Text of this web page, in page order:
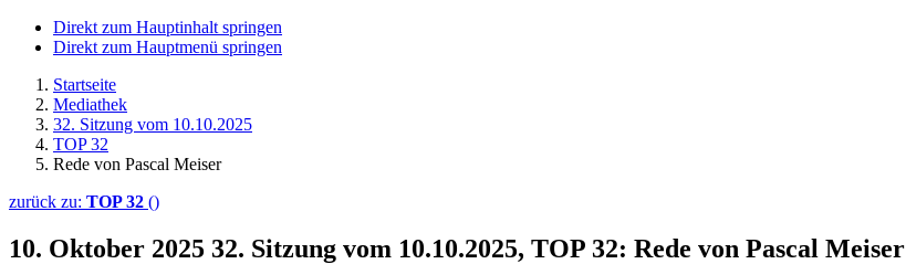
Direkt zum Hauptinhalt springen
Direkt zum Hauptmenü springen
Startseite
Mediathek
32. Sitzung vom 10.10.2025
TOP 32
Rede von Pascal Meiser
zurück zu: TOP 32 ()
10. Oktober 2025 32. Sitzung vom 10.10.2025, TOP 32: Rede von Pascal Meiser